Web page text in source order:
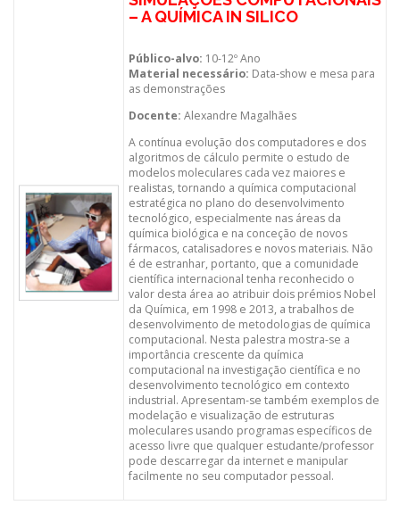
– A QUÍMICA IN SILICO
Público-alvo: 10-12º Ano
Material necessário: Data-show e mesa para
as demonstrações
Docente: Alexandre Magalhães
A contínua evolução dos computadores e dos
algoritmos de cálculo permite o estudo de
modelos moleculares cada vez maiores e
realistas, tornando a química computacional
estratégica no plano do desenvolvimento
tecnológico, especialmente nas áreas da
química biológica e na conceção de novos
fármacos, catalisadores e novos materiais. Não
é de estranhar, portanto, que a comunidade
científica internacional tenha reconhecido o
valor desta área ao atribuir dois prémios Nobel
da Química, em 1998 e 2013, a trabalhos de
desenvolvimento de metodologias de química
computacional. Nesta palestra mostra-se a
importância crescente da química
computacional na investigação científica e no
desenvolvimento tecnológico em contexto
industrial. Apresentam-se também exemplos de
modelação e visualização de estruturas
moleculares usando programas específicos de
acesso livre que qualquer estudante/professor
pode descarregar da internet e manipular
facilmente no seu computador pessoal.